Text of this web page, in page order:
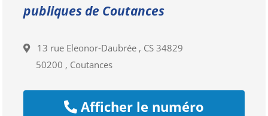
publiques de Coutances
13 rue Eleonor-Daubrée , CS 34829
50200 , Coutances
Afficher le numéro